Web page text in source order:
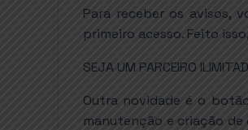
Para receber os avisos,
primeiro acesso. Feito
SEJA UM PARCEIRO
Outra novidade é o
manutenção e criação